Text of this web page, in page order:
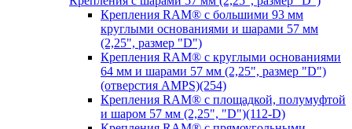
Крепления RAM® с большими 93 мм
круглыми основаниями и шарами 57 мм
(2,25", размер "D")
Крепления RAM® с круглыми основаниями
64 мм и шарами 57 мм (2,25", размер "D")
(отверстия AMPS)(254)
Крепления RAM® с площадкой, полумуфтой
и шаром 57 мм (2,25", "D")(112-D)